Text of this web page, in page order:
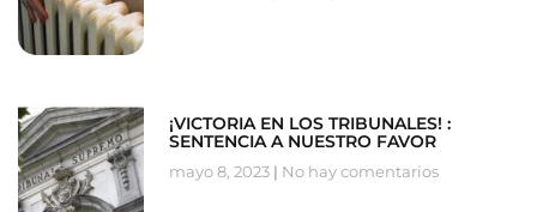
¡VICTORIA EN LOS TRIBUNALES! :
SENTENCIA A NUESTRO FAVOR
mayo 8, 2023 No hay comentarios